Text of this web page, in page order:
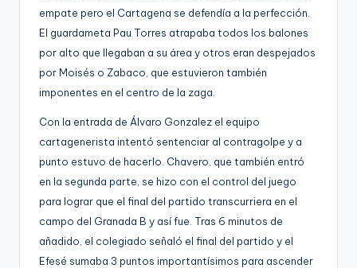
empate pero el Cartagena se defendía a la perfección.
El guardameta Pau Torres atrapaba todos los balones
por alto que llegaban a su área y otros eran despejados
por Moisés o Zabaco, que estuvieron también
imponentes en el centro de la zaga.
Con la entrada de Álvaro Gonzalez el equipo
cartagenerista intentó sentenciar al contragolpe y a
punto estuvo de hacerlo. Chavero, que también entró
en la segunda parte, se hizo con el control del juego
para lograr que el final del partido transcurriera en el
campo del Granada B y así fue. Tras 6 minutos de
añadido, el colegiado señaló el final del partido y el
Efesé sumaba 3 puntos importantísimos para ascender